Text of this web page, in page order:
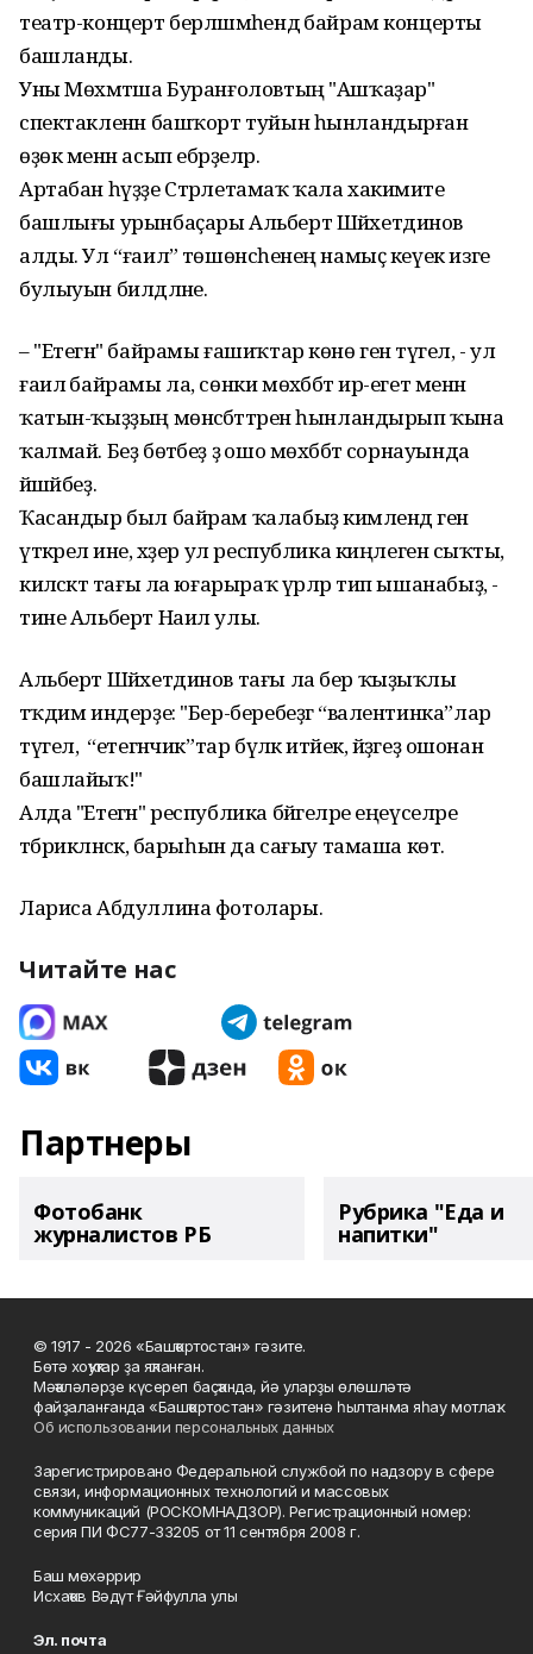
театр-концерт берләшмәһендә байрам концерты
башланды.
Уны Мөхәмәтша Буранғоловтың "Ашҡаҙар"
спектакленән башҡорт туйын һынландырған
өҙөк менән асып ебәрҙеләр.
Артабан һүҙҙе Стәрлетамаҡ ҡала хакимиәте
башлығы урынбаҫары Альберт Шәйхетдинов
алды. Ул “ғаилә” төшөнсәһенең намыҫ кеүек изге
булыуын билдәләне.
– "Етегән" байрамы ғашиҡтар көнө генә түгел, - ул
ғаилә байрамы ла, сөнки мөхәббәт ир-егет менән
ҡатын-ҡыҙҙың мөнәсәбәттәрен һынландырып ҡына
ҡалмай. Беҙ бөтәбеҙ ҙә ошо мөхәббәт сорнауында
йәшәйбеҙ.
Ҡасандыр был байрам ҡалабыҙ кимәлендә генә
үткәрелә ине, хәҙер ул республика киңлегенә сыҡты,
киләсәктә тағы ла юғарыраҡ үрләр тип ышанабыҙ, -
тине Альберт Наил улы.
Альберт Шәйхетдинов тағы ла бер ҡыҙыҡлы
тәҡдим индерҙе: "Бер-беребеҙгә “валентинка”лар
түгел, ә “етегәнчик”тар бүләк итәйек, әйҙәгеҙ ошонан
башлайыҡ!"
Алда "Етегән" республика бәйгеләре еңеүселәре
тәбрикләнәсәк, барыһын да сағыу тамаша көтә.
Лариса Абдуллина фотолары.
Читайте нас
Партнеры
Фотобанк
журналистов РБ
Рубрика "Еда и
напитки"
© 1917 - 2026 «Башҡортостан» гәзите.
Бөтә хоҡуҡтар ҙа яҡланған.
Мәҡәләләрҙе күсереп баҫҡанда, йә уларҙы өлөшләтә
файҙаланғанда «Башҡортостан» гәзитенә һылтанма яһау мотлаҡ.
Об использовании персональных данных
Зарегистрировано Федеральной службой по надзору в сфере
связи, информационных технологий и массовых
коммуникаций (РОСКОМНАДЗОР). Регистрационный номер:
серия ПИ ФС77-33205 от 11 сентября 2008 г.
Баш мөхәррир
Исхаҡов Вәдүт Ғәйфулла улы
Эл. почта